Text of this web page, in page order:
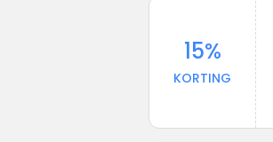
15%
KORTING